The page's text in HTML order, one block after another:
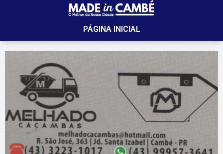
PÁGINA INICIAL